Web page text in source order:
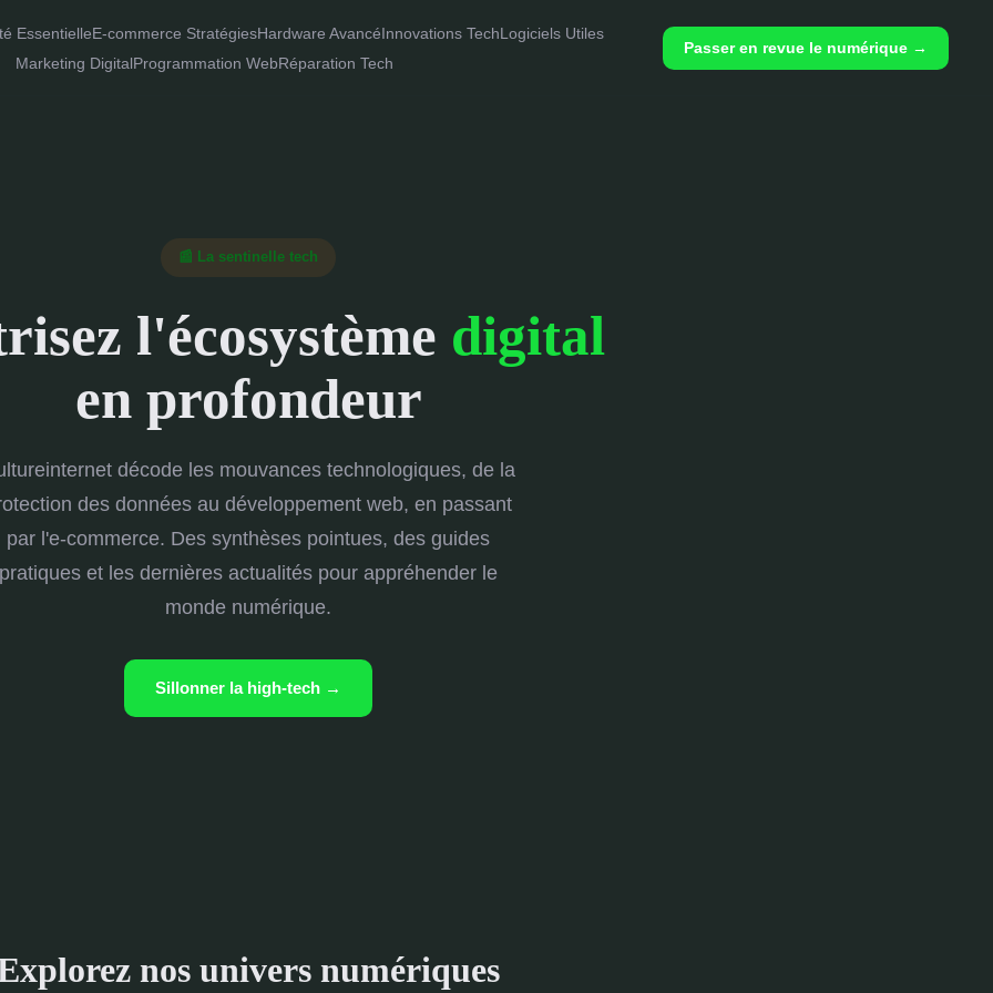
EssentielleE-commerce StratégiesHardware AvancéInnovations TechLogiciels Utiles
Marketing DigitalProgrammation WebRéparation Tech
Passer en revue le numérique →
📰 La sentinelle tech
l'écosystème digital
en profondeur
décode les mouvances technologiques, de la
des données au développement web, en passant
par l'e-commerce. Des synthèses pointues, des guides
pratiques et les dernières actualités pour appréhender le
monde numérique.
Sillonner la high-tech →
nos univers numériques